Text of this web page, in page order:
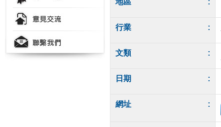
地區 :
行業 :
文類 :
日期 :
網址 :